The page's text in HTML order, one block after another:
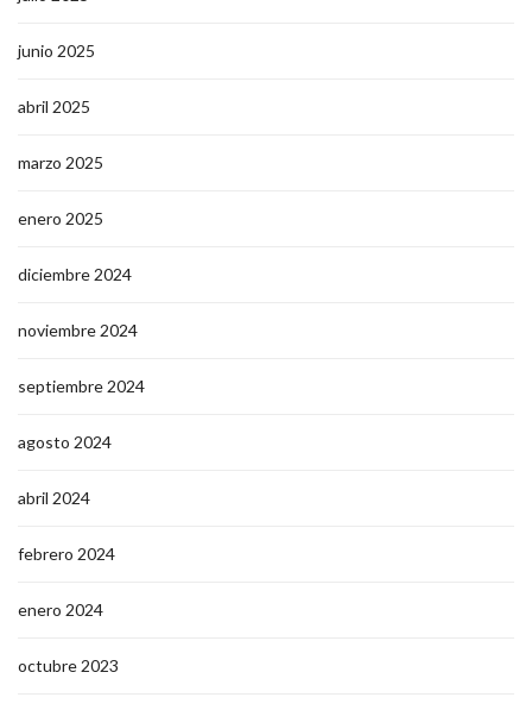
junio 2025
abril 2025
marzo 2025
enero 2025
diciembre 2024
noviembre 2024
septiembre 2024
agosto 2024
abril 2024
febrero 2024
enero 2024
octubre 2023